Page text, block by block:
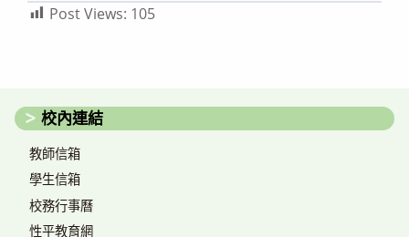
Post Views: 105
校內連結
教師信箱
學生信箱
校務行事曆
性平教育網